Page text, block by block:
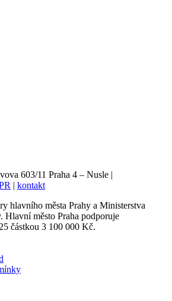
603/11 Praha 4 – Nusle |
| kontakt
hlavního města Prahy a Ministerstva
Hlavní město Praha podporuje
částkou 3 100 000 Kč.